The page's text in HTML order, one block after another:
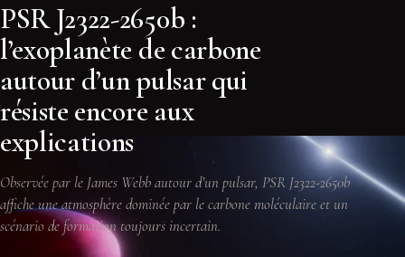
PSR J2322-2650b :
l’exoplanète de carbone
autour d’un pulsar qui
résiste encore aux
explications
Observée par le James Webb autour d’un pulsar, PSR J2322-2650b
affiche une atmosphère dominée par le carbone moléculaire et un
scénario de formation toujours incertain.